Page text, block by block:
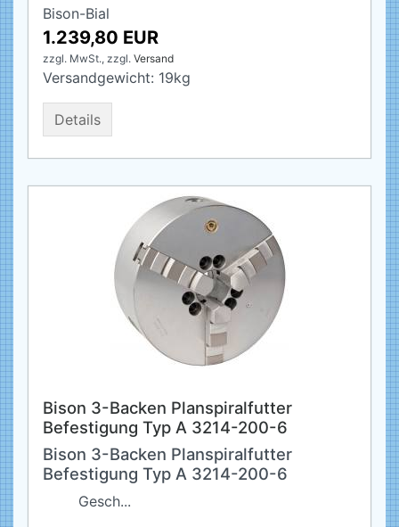
Bison-Bial
1.239,80 EUR
zzgl. MwSt., zzgl. Versand
Versandgewicht: 19kg
Details
Bison 3-Backen Planspiralfutter
Befestigung Typ A 3214-200-6
Bison 3-Backen Planspiralfutter
Befestigung Typ A 3214-200-6
Gesch...